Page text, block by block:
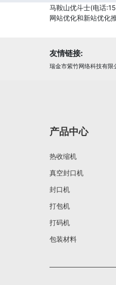
马鞍山优斗士(电话
网站优化和新站优化
友情链接:
瑞金市紫竹网络科技有限
产品中心
热收缩机
真空封口机
封口机
打包机
打码机
包装材料